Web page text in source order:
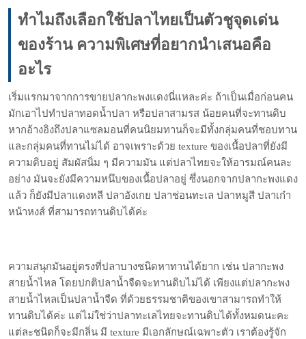
ทำไมถึงเลือกใช้ปลาไทยเป็นตัวชูจุดเด่น
ของร้าน ความพิเศษที่อยากนำเสนอคือ
อะไร
เริ่มแรกมาจากการขายปลากะพงแดงนี่แหละค่ะ ถ้าเป็นเมื่อก่อนคน
มักเอาไปทำปลาทอดน้ำปลา หรือปลาสามรส น้อยคนที่จะทานดิบ
หากอ้างอิงถึงปลาแซลมอนที่คนนิยมทานก็จะมีทั้งกลุ่มคนที่ชอบทาน
และกลุ่มคนที่ทานไม่ได้ อาจเพราะด้วย texture ของเนื้อปลาที่ยังมี
ความดิบอยู่ สัมผัสนิ่ม ๆ มีความมัน แต่ปลาไทยจะให้อารมณ์คนละ
อย่าง มันจะยังมีความหนึบของเนื้อปลาอยู่ ซึ่งนอกจากปลากะพงแดง
แล้ว ก็ยังมีปลาแดงหลี ปลาอังเกย ปลาช่อนทะเล ปลาหมูสี ปลาเก๋า
หน้าหงส์ ที่สามารถทานดิบได้ค่ะ
ความสนุกมันอยู่ตรงที่ปลาบางชนิดหาทานได้ยาก เช่น ปลากะพง
สายน้ำไหล โดยปกติปลาน้ำจืดจะทานดิบไม่ได้ เพียงแต่ปลากะพง
สายน้ำไหลเป็นปลาน้ำจืด ที่ด้วยธรรมชาติของเขาสามารถทำให้
ทานดิบได้ค่ะ แต่ไม่ใช่ว่าปลาทะเลไทยจะทานดิบได้ทั้งหมดนะคะ
แต่ละชนิดก็จะมีกลิ่น มี texture มีเอกลักษณ์เฉพาะตัว เราต้องรู้จัก